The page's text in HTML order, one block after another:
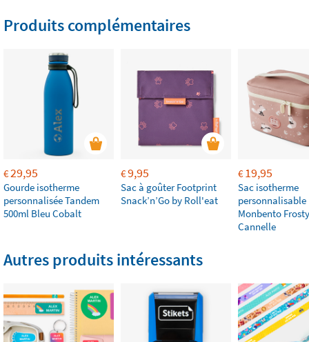
Produits complémentaires
€29,95
Gourde isotherme
personnalisée Tandem
500ml Bleu Cobalt
€9,95
Sac à goûter Footprint
Snack’n’Go by Roll'eat
€19,95
Sac isotherme
personnalisable
Monbento
Cannelle
Autres produits intéressants